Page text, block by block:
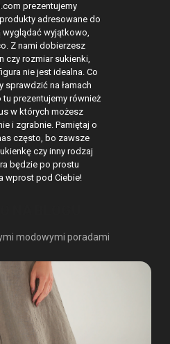
prezentujemy
adresowane do
wyglądać wyjątkowo,
Z nami dobierzesz
czy rozmiar sukienki,
nie jest idealna. Co
sprawdzić na łamach
prezentujemy również
w których możesz
i zgrabnie. Pamiętaj o
często, bo zawsze
czy inny rodzaj
będzie po prostu
wprost pod Ciebie!
modowymi poradami